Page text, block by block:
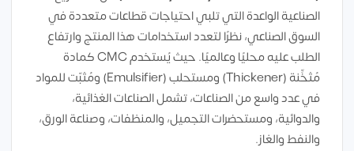
الصناعية الواعدة التي تلبي احتياجات قطاعات متعددة في
السوق الصناعي، نظرًا لتعدد استخدامات هذا المنتج وارتفاع
الطلب عليه محليًا وعالميًا. حيث يُستخدم CMC كمادة
مُثخِّنة (Thickener) ومستحلب (Emulsifier) ومُثبّت للمواد
في عدد واسع من الصناعات، تشمل الصناعات الغذائية،
والدوائية، ومستحضرات التجميل، والمنظفات، وصناعة الورق،
والنفط والغاز.